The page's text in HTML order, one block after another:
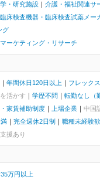
・研究施設
介護・福祉関連サ
床検査機器・臨床検査試薬メー
グ
ーケティング・リサーチ
年間休日120日以上
フレック
活かす 学歴不問
転勤なし（
家賃補助制度 上場企業
中国
完全週休2日制 職種未経験
援あり
万円以上